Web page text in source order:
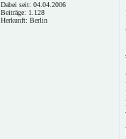
Dabei seit: 04.04.2006
Beiträge: 1.128
Herkunft: Berlin